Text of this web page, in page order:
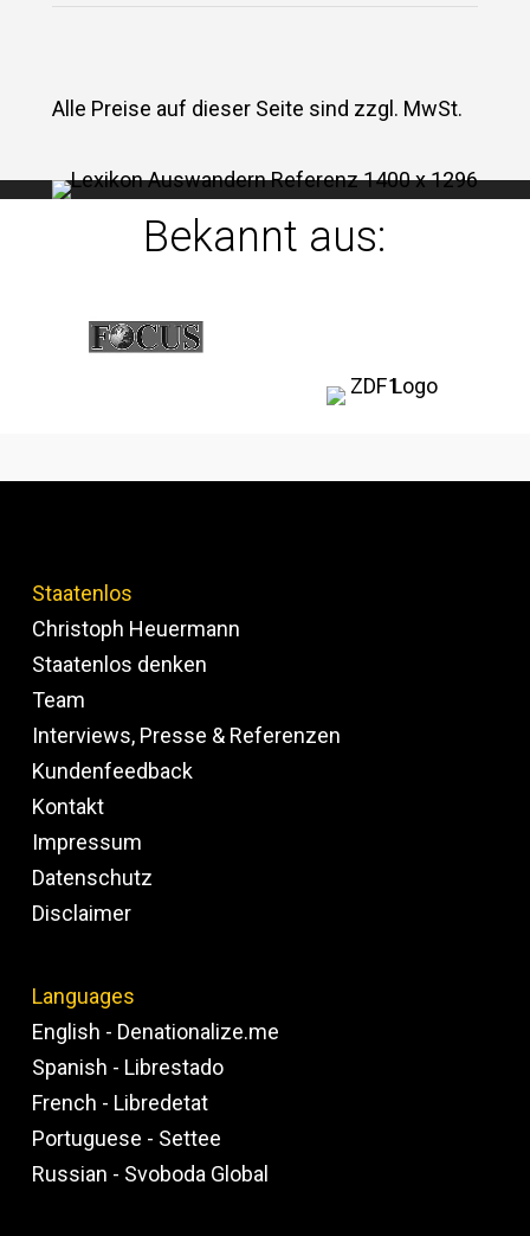
Alle Preise auf dieser Seite sind zzgl. MwSt.
Bekannt aus:
Staatenlos
Christoph Heuermann
Staatenlos denken
Team
Interviews, Presse & Referenzen
Kundenfeedback
Kontakt
Impressum
Datenschutz
Disclaimer
Languages
English - Denationalize.me
Spanish - Librestado
French - Libredetat
Portuguese - Settee
Russian - Svoboda Global